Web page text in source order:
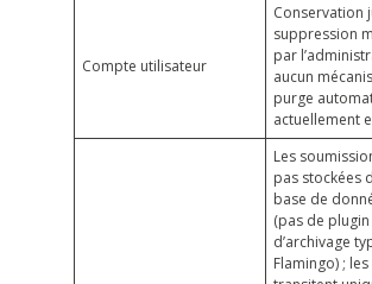
Compte utilisateur
Conservation
suppression
par
aucun
purge
actuellement
Les
pas stockées
base de
(pas de plugin
d’archivage
Flamingo) ;